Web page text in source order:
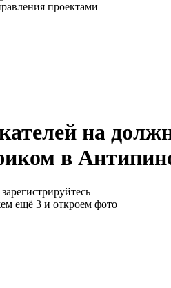
проектами
на
в
ещё 3 и откроем фото